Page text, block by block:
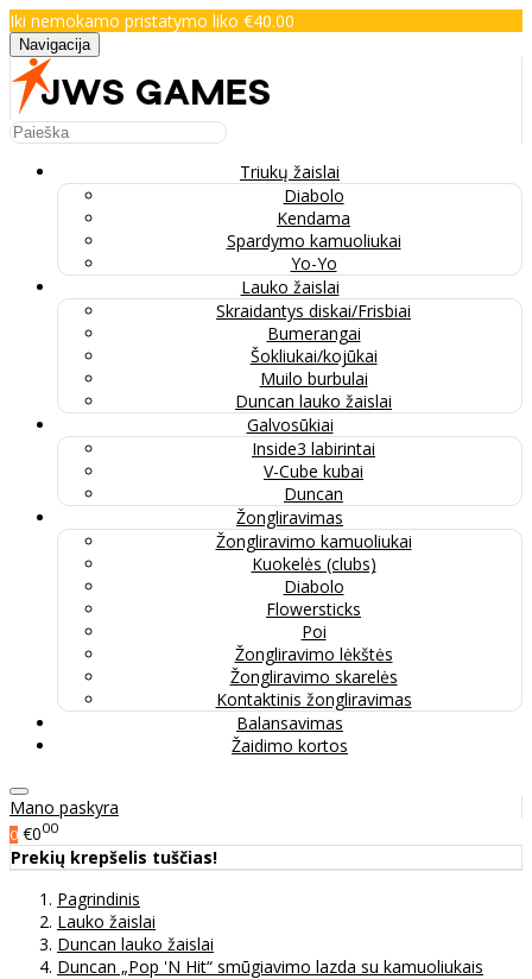
Iki nemokamo pristatymo liko €40.00
Navigacija
Triukų žaislai
Diabolo
Kendama
Spardymo kamuoliukai
Yo-Yo
Lauko žaislai
Skraidantys diskai/Frisbiai
Bumerangai
Šokliukai/kojūkai
Muilo burbulai
Duncan lauko žaislai
Galvosūkiai
Inside3 labirintai
V-Cube kubai
Duncan
Žongliravimas
Žongliravimo kamuoliukai
Kuokelės (clubs)
Diabolo
Flowersticks
Poi
Žongliravimo lėkštės
Žongliravimo skarelės
Kontaktinis žongliravimas
Balansavimas
Žaidimo kortos
Mano paskyra
0 €000
Prekių krepšelis tuščias!
Pagrindinis
Lauko žaislai
Duncan lauko žaislai
Duncan „Pop 'N Hit“ smūgiavimo lazda su kamuoliukais